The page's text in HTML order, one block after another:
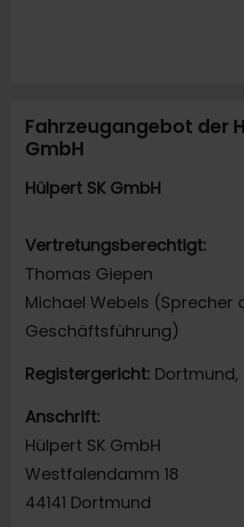
Fahrzeugangebot der
GmbH
Hülpert SK GmbH
Vertretungsberechtigt:
Thomas Giepen
Michael Webels (Sprecher
Geschäftsführung)
Registergericht: Dortmund,
Anschrift:
Hülpert SK GmbH
Westfalendamm 18
44141 Dortmund